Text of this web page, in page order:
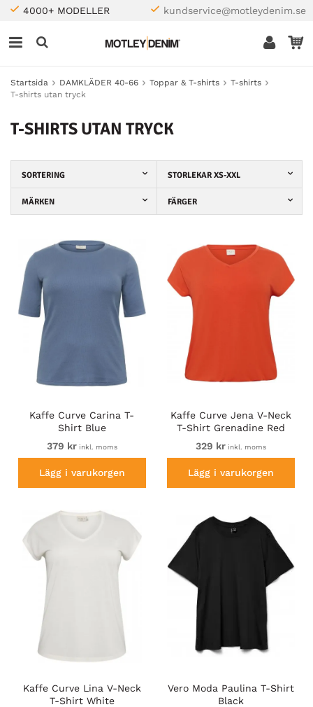
4000+ MODELLER kundservice@motleydenim.se
Startsida DAMKLÄDER 40-66 Toppar & T-shirts
T-shirts
T-shirts utan tryck
T-SHIRTS UTAN TRYCK
SORTERING STORLEKAR XS-XXL
MÄRKEN FÄRGER
Kaffe Curve Carina T-
Shirt Blue
379 krinkl. moms
Lägg i varukorgen
Kaffe Curve Jena V-Neck
T-Shirt Grenadine Red
329 kr inkl. moms
Lägg i varukorgen
Kaffe Curve Lina V-Neck
T-Shirt White
Vero Moda Paulina T-Shirt
Black